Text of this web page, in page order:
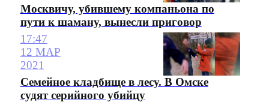
Москвичу, убившему компаньона по
пути к шаману, вынесли приговор
17:47
12 МАР
2021
Семейное кладбище в лесу. В Омске
судят серийного убийцу